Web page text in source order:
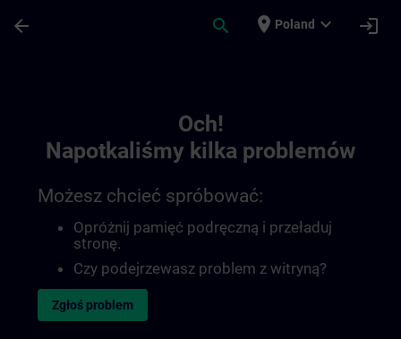
arrow_back search place Poland expand_more login
Och!
Napotkaliśmy kilka problemów
Możesz chcieć spróbować:
Opróżnij pamięć podręczną i przeładuj
stronę.
Czy podejrzewasz problem z witryną?
Zgłoś problem